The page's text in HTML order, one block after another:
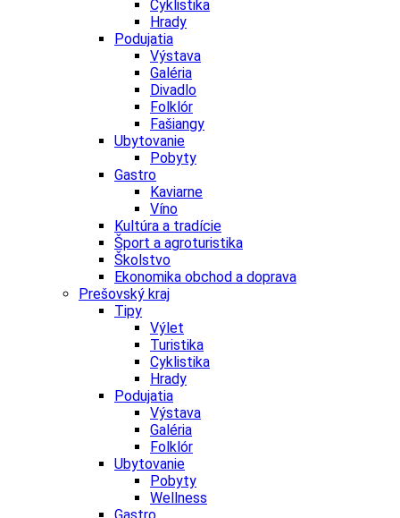
Cyklistika
Hrady
Podujatia
Výstava
Galéria
Divadlo
Folklór
Fašiangy
Ubytovanie
Pobyty
Gastro
Kaviarne
Víno
Kultúra a tradície
Šport a agroturistika
Školstvo
Ekonomika obchod a doprava
Prešovský kraj
Tipy
Výlet
Turistika
Cyklistika
Hrady
Podujatia
Výstava
Galéria
Folklór
Ubytovanie
Pobyty
Wellness